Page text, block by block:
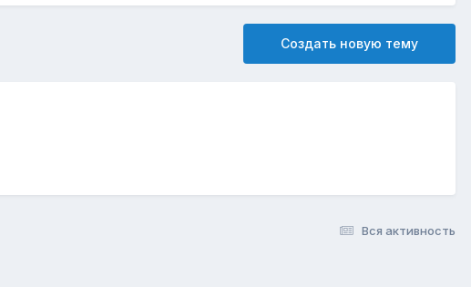
Создать новую тему
Вся активность